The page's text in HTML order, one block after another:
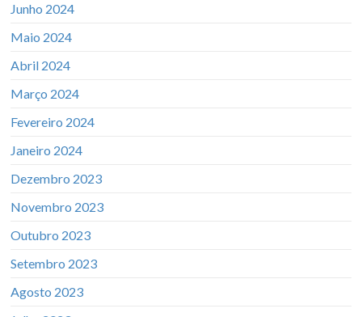
Junho 2024
Maio 2024
Abril 2024
Março 2024
Fevereiro 2024
Janeiro 2024
Dezembro 2023
Novembro 2023
Outubro 2023
Setembro 2023
Agosto 2023